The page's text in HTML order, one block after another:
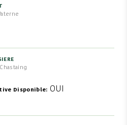
Disponible OUI